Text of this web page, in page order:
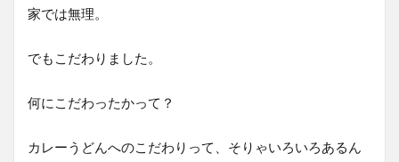
家では無理。
でもこだわりました。
何にこだわったかって？
カレーうどんへのこだわりって、そりゃいろいろあるん